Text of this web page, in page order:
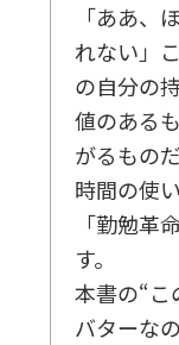
「ああ、
れない」
の自分の
値のある
がるもの
時間の使
「勤勉革
す。
本書の“
バターな